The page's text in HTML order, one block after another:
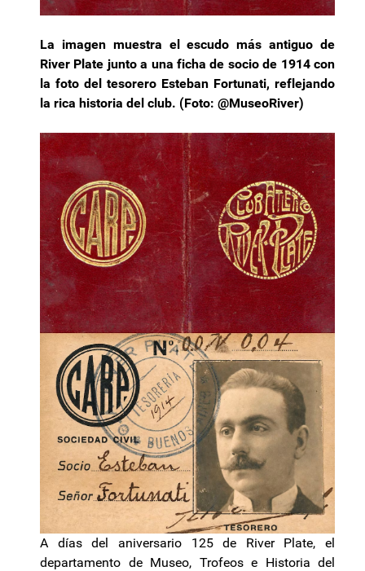
La imagen muestra el escudo más antiguo de
River Plate junto a una ficha de socio de 1914 con
la foto del tesorero Esteban Fortunati, reflejando
la rica historia del club. (Foto: @MuseoRiver)
A días del aniversario 125 de River Plate, el
departamento de Museo, Trofeos e Historia del